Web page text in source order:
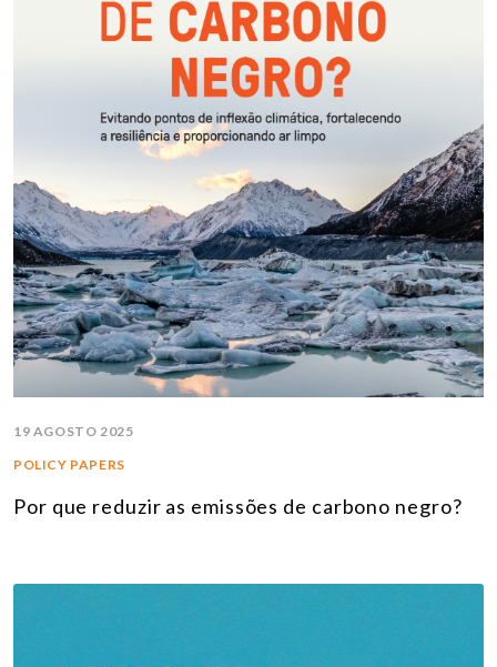
19 AGOSTO 2025
POLICY PAPERS
Por que reduzir as emissões de carbono negro?